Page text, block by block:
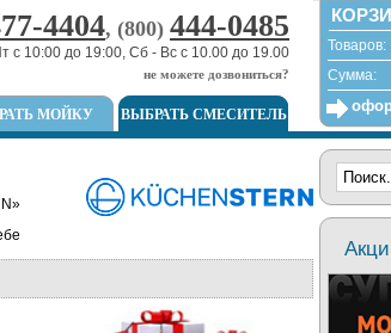
4404, (800) 444-0485
с 10:00 до 19:00, Сб - Вс с 10.00 до 19.00
не можете дозвониться?
Товаров:
Сумма:
ВЫБРАТЬ СМЕСИТЕЛЬ
МОЙКУ